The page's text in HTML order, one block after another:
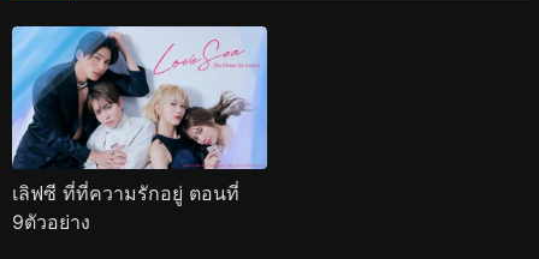
เลิฟซี ที่ที่ความรักอยู่ ตอนที่
9ตัวอย่าง